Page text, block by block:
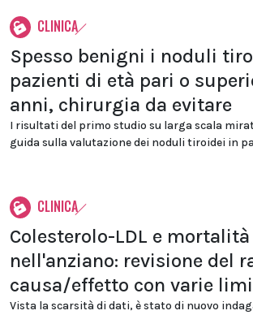
CLINICA
Spesso benigni i noduli
pazienti di età pari o
anni, chirurgia da evitare
I risultati del primo studio su larga scala
guida sulla valutazione dei noduli tiroidei in
CLINICA
Colesterolo-LDL e mortalità
nell'anziano: revisione del
causa/effetto con varie
Vista la scarsità di dati, è stato di nuovo